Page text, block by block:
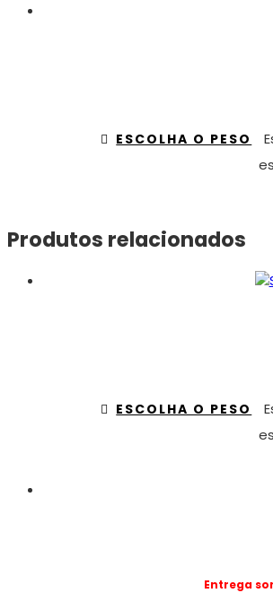
ESCOLHA O PESO
Produtos relacionados
ESCOLHA O PESO
Entrega